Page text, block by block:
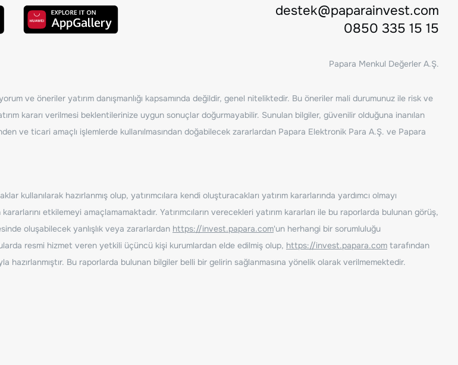
destek@paparainvest.com
0850 335 15 15
Papara Menkul Değerler A.Ş.
ve öneriler yatırım danışmanlığı kapsamında değildir, genel niteliktedir. Bu öneriler mali durumunuz ile risk ve
kararı verilmesi beklentilerinize uygun sonuçlar doğurmayabilir. Sunulan bilgiler, güvenilir olduğuna inanılan
ve ticari amaçlı işlemlerde kullanılmasından doğabilecek zararlardan Papara Elektronik Para A.Ş. ve Papara
hazırlanmış olup, yatırımcılara kendi oluşturacakları yatırım kararlarında yardımcı olmayı
etkilemeyi amaçlamamaktadır. Yatırımcıların verecekleri yatırım kararları ile bu raporlarda bulunan görüş,
oluşabilecek yanlışlık veya zararlardan https://invest.papara.com'un herhangi bir sorumluluğu
resmi hizmet veren yetkili üçüncü kişi kurumlardan elde edilmiş olup, https://invest.papara.com tarafından
hazırlanmıştır. Bu raporlarda bulunan bilgiler belli bir gelirin sağlanmasına yönelik olarak verilmemektedir.